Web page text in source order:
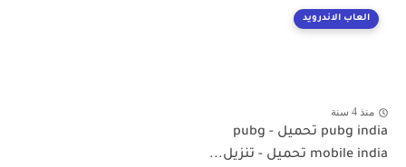
العاب الاندرويد
منذ 4 سنة
pubg india تحميل - pubg
mobile india تحميل - تنزيل...